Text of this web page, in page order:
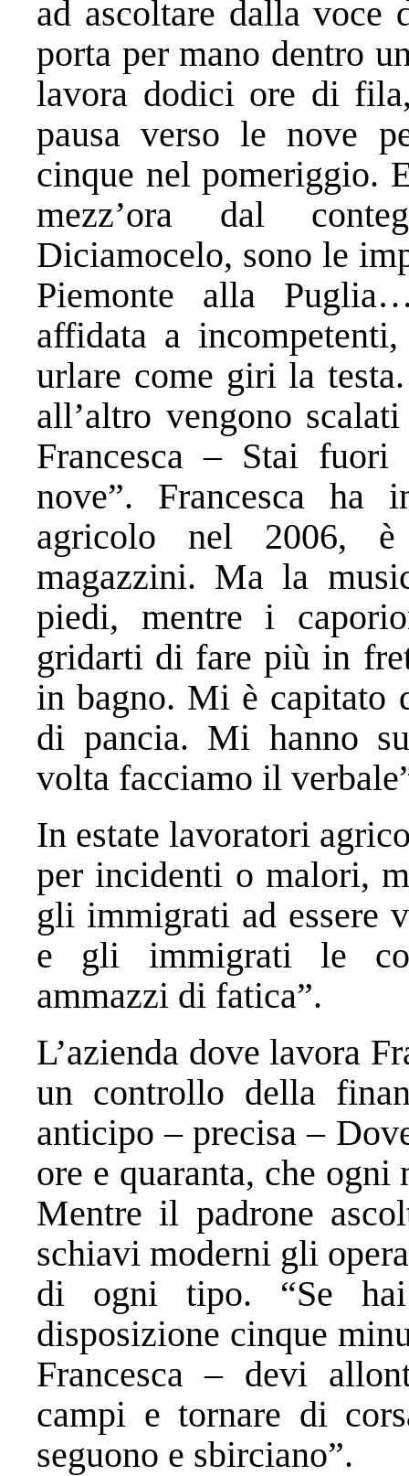
ad ascoltare dalla
porta per mano dentro
lavora dodici ore di
pausa verso le nove
cinque nel pomeriggio.
mezz’ora dal
Diciamocelo, sono le
Piemonte alla
affidata a
urlare come giri la
all’altro vengono
Francesca – Stai
nove”. Francesca ha
agricolo nel 2006, è
magazzini. Ma la
piedi, mentre i
gridarti di fare più in
in bagno. Mi è capitato
di pancia. Mi hanno
volta facciamo il
In estate lavoratori
per incidenti o malori,
gli immigrati ad essere
e gli immigrati le
ammazzi di fatica”.
L’azienda dove lavora
un controllo della
anticipo – precisa –
ore e quaranta, che
Mentre il padrone
schiavi moderni gli
di ogni tipo. “Se
disposizione cinque
Francesca – devi
campi e tornare di
seguono e sbirciano”.